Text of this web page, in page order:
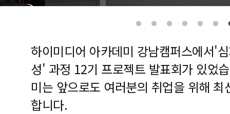
하이미디어 아카데미 강남캠퍼스에서'
성' 과정 12기 프로젝트 발표회가 있었
미는 앞으로도 여러분의 취업을 위해
합니다.